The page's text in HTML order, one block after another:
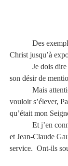
Des
Christ jusqu’à
Je dois
son désir de
Mais
vouloir s’élever,
qu’était mon
Et j’en
et Jean-Claude
service. Ont-ils